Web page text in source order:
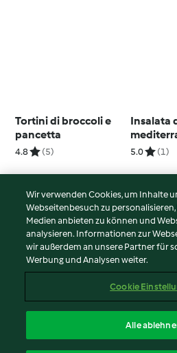
Tortini di broccoli e
pancetta
4.8 (5)
Insalata
5.0 (1)
© Copyright 2026
Nutzungsbedingungen
Datenschutzrichtlinien
Impressum
Inhalt melden
Wir verwenden Cookies, um Inhalte
Webseitenbesuch zu
Medien anbieten zu können und
analysieren. Informationen zur
wir außerdem an unsere Partner für
Werbung und Analysen weiter.
Cookie
Alle